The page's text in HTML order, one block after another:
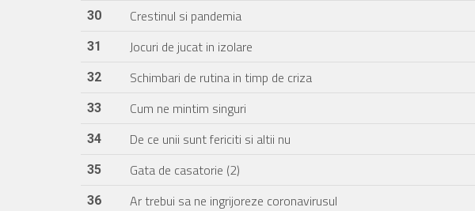
30 Crestinul si pandemia
31 Jocuri de jucat in izolare
32 Schimbari de rutina in timp de criza
33 Cum ne mintim singuri
34 De ce unii sunt fericiti si altii nu
35 Gata de casatorie (2)
36 Ar trebui sa ne ingrijoreze coronavirusul